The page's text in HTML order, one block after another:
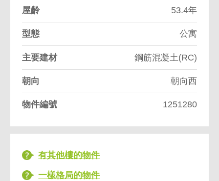
屋齡 53.4年
型態 公寓
主要建材 鋼筋混凝土(RC)
朝向 朝向西
物件編號 1251280
有其他樓的物件
一樣格局的物件